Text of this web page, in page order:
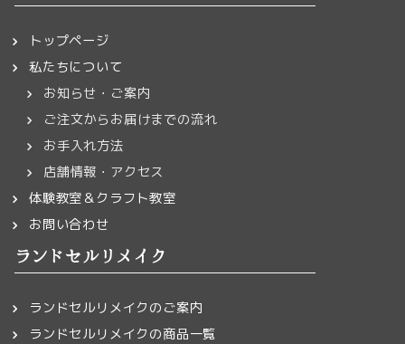
トップページ
私たちについて
お知らせ・ご案内
ご注文からお届けまでの流れ
お手入れ方法
店舗情報・アクセス
体験教室＆クラフト教室
お問い合わせ
ランドセルリメイク
ランドセルリメイクのご案内
ランドセルリメイクの商品一覧